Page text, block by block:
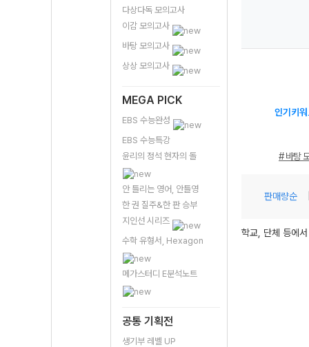
다상다독 모의고사
이감 모의고사
바탕 모의고사
상상 모의고사
MEGA PICK
EBS 수능완성
EBS 수능특강
윤리의 정석 현자의 돌
안 틀리는 영어, 안틀영
한 권 질주&한 판 승부
지인선 시리즈
수학 유형서, Hexagon
메가스터디 E분석노트
공통 기획전
생기부 레벨 UP
인기키
# 바탕
판매량순
학교, 단체 등에